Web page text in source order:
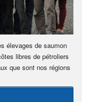
élevages de saumon
libres de pétroliers
que sont nos régions